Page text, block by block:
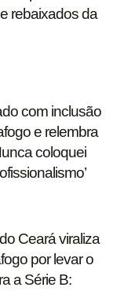
rebaixados da
com inclusão
e relembra
coloquei
Ceará viraliza
por levar o
a Série B: